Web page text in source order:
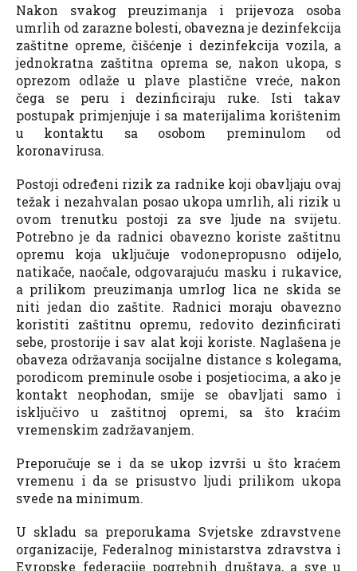
Nakon svakog preuzimanja i prijevoza osoba
umrlih od zarazne bolesti, obavezna je dezinfekcija
zaštitne opreme, čišćenje i dezinfekcija vozila, a
jednokratna zaštitna oprema se, nakon ukopa, s
oprezom odlaže u plave plastične vreće, nakon
čega se peru i dezinficiraju ruke. Isti takav
postupak primjenjuje i sa materijalima korištenim
u kontaktu sa osobom preminulom od
koronavirusa.
Postoji određeni rizik za radnike koji obavljaju ovaj
težak i nezahvalan posao ukopa umrlih, ali rizik u
ovom trenutku postoji za sve ljude na svijetu.
Potrebno je da radnici obavezno koriste zaštitnu
opremu koja uključuje vodonepropusno odijelo,
natikače, naočale, odgovarajuću masku i rukavice,
a prilikom preuzimanja umrlog lica ne skida se
niti jedan dio zaštite. Radnici moraju obavezno
koristiti zaštitnu opremu, redovito dezinficirati
sebe, prostorije i sav alat koji koriste. Naglašena je
obaveza održavanja socijalne distance s kolegama,
porodicom preminule osobe i posjetiocima, a ako je
kontakt neophodan, smije se obavljati samo i
isključivo u zaštitnoj opremi, sa što kraćim
vremenskim zadržavanjem.
Preporučuje se i da se ukop izvrši u što kraćem
vremenu i da se prisustvo ljudi prilikom ukopa
svede na minimum.
U skladu sa preporukama Svjetske zdravstvene
organizacije, Federalnog ministarstva zdravstva i
Evropske federacije pogrebnih društava, a sve u